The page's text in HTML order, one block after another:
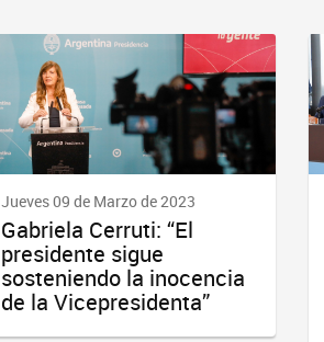
Jueves 09 de Marzo de 2023
Gabriela Cerruti: “El
presidente sigue
sosteniendo la inocencia
de la Vicepresidenta”